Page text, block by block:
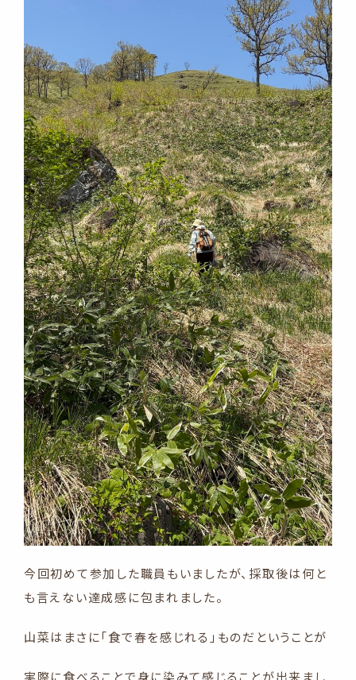
今回初めて参加した職員もいましたが、採取後は何と
も言えない達成感に包まれました。
山菜はまさに「食で春を感じれる」ものだということが